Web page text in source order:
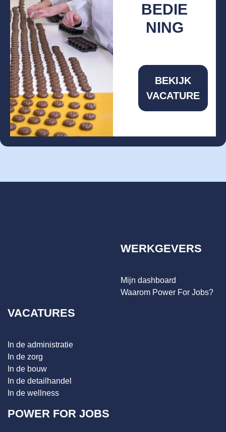
BEDIE
NING
BEKIJK
VACATURE
WERKGEVERS
Mijn dashboard
Waarom Power For Jobs?
VACATURES
In de administratie
In de zorg
In de bouw
In de detailhandel
In de wellness
POWER FOR JOBS